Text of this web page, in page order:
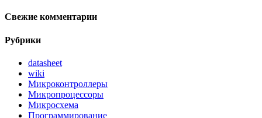
Свежие комментарии
Рубрики
datasheet
wiki
Микроконтроллеры
Микропроцессоры
Микросхема
Программирование